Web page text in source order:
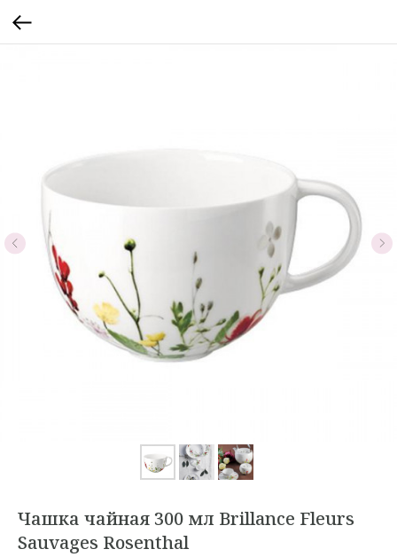
Чашка чайная 300 мл Brillance Fleurs
Sauvages Rosenthal